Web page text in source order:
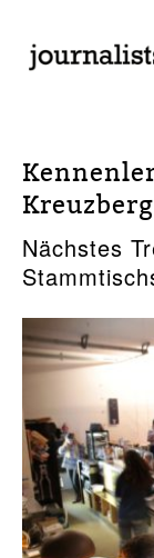
Kreuzberg
Nächstes